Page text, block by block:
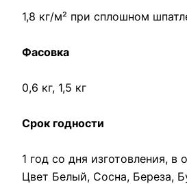
1,8 кг/м² при сплошном
Фасовка
0,6 кг, 1,5 кг
Срок годности
1 год со дня изготовления, в
Цвет Белый, Сосна, Береза,